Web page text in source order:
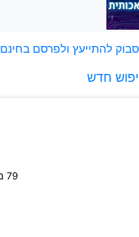
להתייעץ ולפרסם בחינם
חדש
79 משובים